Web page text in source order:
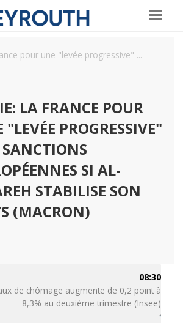
pour une "levée progressive" ...
LA FRANCE POUR
"LEVÉE PROGRESSIVE"
SANCTIONS
SI AL-
STABILISE SON
(MACRON)
08:30
de chômage augmente de 0,2 point à
8,3% au deuxième trimestre (Insee)